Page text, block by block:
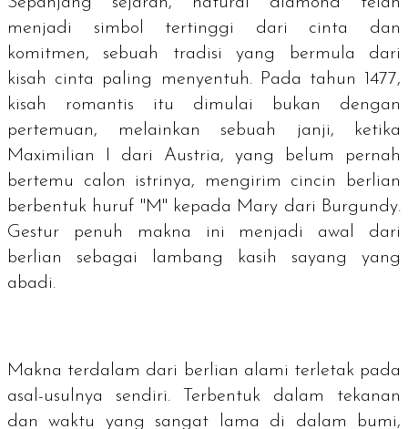
menjadi simbol tertinggi dari cinta dan
komitmen, sebuah tradisi yang bermula dari
kisah cinta paling menyentuh. Pada tahun 1477,
kisah romantis itu dimulai bukan dengan
pertemuan, melainkan sebuah janji, ketika
Maximilian I dari Austria, yang belum pernah
bertemu calon istrinya, mengirim cincin berlian
berbentuk huruf "M" kepada Mary dari Burgundy.
Gestur penuh makna ini menjadi awal dari
berlian sebagai lambang kasih sayang yang
abadi.
Makna terdalam dari berlian alami terletak pada
asal-usulnya sendiri. Terbentuk dalam tekanan
dan waktu yang sangat lama di dalam bumi,